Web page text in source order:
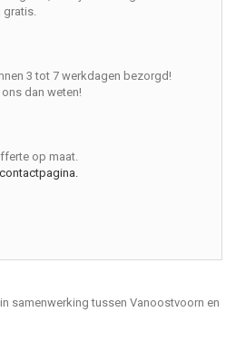
3 tot 7 werkdagen bezorgd!
dan weten!
op maat.
samenwerking tussen Vanoostvoorn en